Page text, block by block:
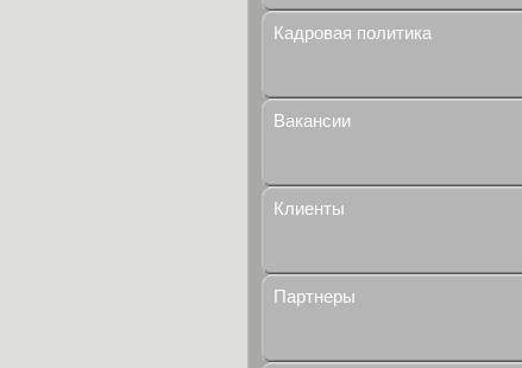
Кадровая политика
Вакансии
Клиенты
Партнеры